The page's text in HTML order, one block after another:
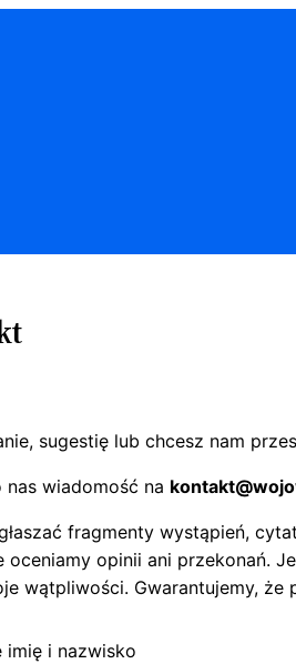
sugestię lub chcesz nam
nas wiadomość na
fragmenty wystąpień,
oceniamy opinii ani przekonań.
wątpliwości. Gwarantujemy,
imię i nazwisko